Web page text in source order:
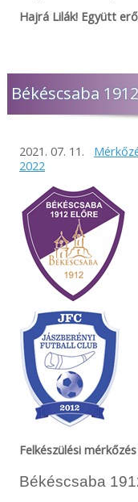
Hajrá Lilák! Együtt
Békéscsaba
2021. 07. 11.
2022
Felkészülési mérkőzés
Békéscsaba